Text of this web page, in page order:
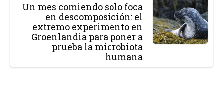
Un mes comiendo solo foca
en descomposición: el
extremo experimento en
Groenlandia para poner a
prueba la microbiota
humana